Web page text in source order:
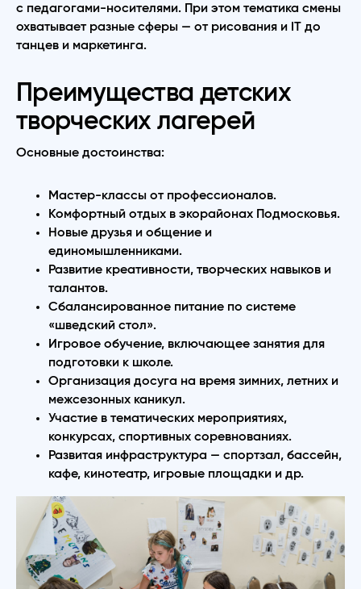
с педагогами-носителями. При этом тематика смены
охватывает разные сферы — от рисования и IT до
танцев и маркетинга.
Преимущества детских
творческих лагерей
Основные достоинства:
Мастер-классы от профессионалов.
Комфортный отдых в экорайонах Подмосковья.
Новые друзья и общение и
единомышленниками.
Развитие креативности, творческих навыков и
талантов.
Сбалансированное питание по системе
«шведский стол».
Игровое обучение, включающее занятия для
подготовки к школе.
Организация досуга на время зимних, летних и
межсезонных каникул.
Участие в тематических мероприятиях,
конкурсах, спортивных соревнованиях.
Развитая инфраструктура — спортзал, бассейн,
кафе, кинотеатр, игровые площадки и др.